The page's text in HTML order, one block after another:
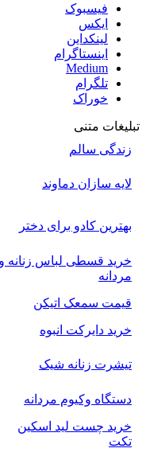
فیسبوک
ایکس
لینکداین
اینستاگرام
Medium
تلگرام
خوراک
تبلیغات متنی
زندگی سالم
لایه سازان دماوند
بهترین کادو برای دختر
خرید قسطی لباس زنانه و
مردانه
قیمت سمعک اتیکن
خرید دایرکت انبوه
تیشرت زنانه شیک
دستگاه وکیوم مردانه
خرید چست لید اسکین
تکت